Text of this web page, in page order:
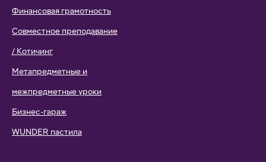
Финансовая грамотность
Совместное преподавание
/ Котичинг
Метапредметные и
межпредметные уроки
Бизнес-гараж
WUNDER пастила